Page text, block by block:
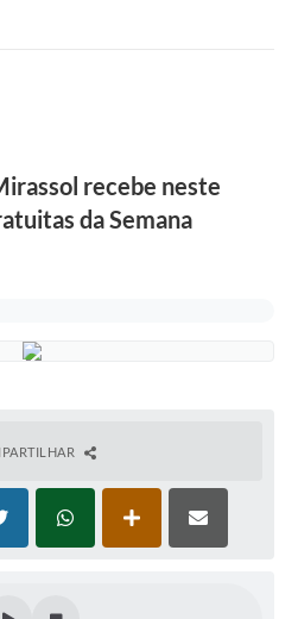
recebe neste
da Semana